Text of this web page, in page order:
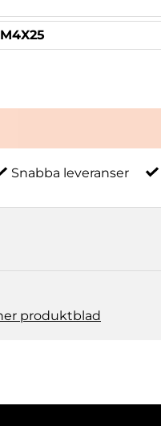
Snabba leveranser
produktblad